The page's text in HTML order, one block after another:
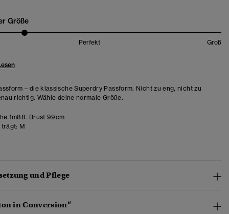
Größe
Perfekt Groß
– die klassische Superdry Passform. Nicht zu eng, nicht zu
richtig. Wähle deine normale Größe.
1m88. Brust 99cm
trägt: M
und Pflege
in Conversion“